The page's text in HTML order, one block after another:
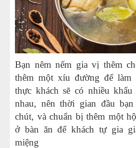
Bạn nêm nếm gia vị thêm
thêm một xíu đường để làm
thực khách sẽ có nhiều
nhau, nên thời gian đầu
chút, và chuẩn bị thêm một
ở bàn ăn để khách tự gia
miệng